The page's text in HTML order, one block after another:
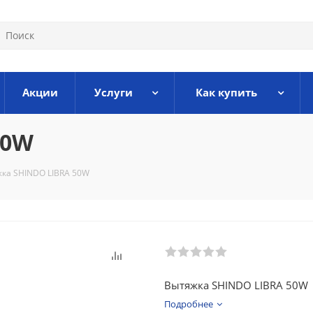
Акции Услуги Как купить
SHINDO LIBRA 50W
Вытяжка SHINDO LIBRA 50W
Подробнее